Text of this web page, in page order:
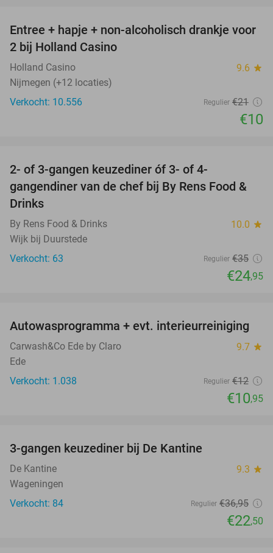
52%
Entree + hapje + non-alcoholisch drankje voor
2 bij Holland Casino
Holland Casino 9.6 star
Nijmegen (+12 locaties)
Verkocht: 10.556
Regulier €21
€10
2- of 3-gangen keuzediner óf 3- of 4-
gangendiner van de chef bij By Rens Food &
Drinks
By Rens Food & Drinks 10.0 star
Wijk bij Duurstede
Verkocht: 63
Regulier €35
€24,95
9%
Autowasprogramma + evt. interieurreiniging
Carwash&Co Ede by Claro 9.7 star
Ede
Verkocht: 1.038
Regulier €12
€10,95
3-gangen keuzediner bij De Kantine
De Kantine 9.3 star
Wageningen
Verkocht: 84
Regulier €36,95
€22,50